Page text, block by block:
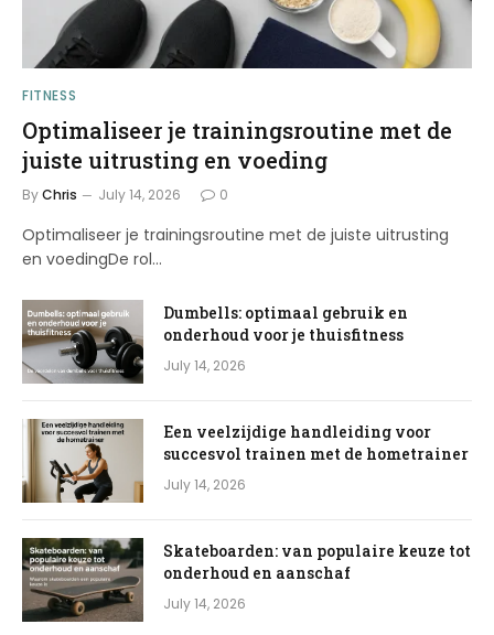
FITNESS
Optimaliseer je trainingsroutine met de
juiste uitrusting en voeding
ByChris July 14, 2026 0
Optimaliseer je trainingsroutine met de juiste uitrusting
en voedingDe rol…
Dumbells: optimaal gebruik en
onderhoud voor je thuisfitness
July 14, 2026
Een veelzijdige handleiding voor
succesvol trainen met de hometrainer
July 14, 2026
Skateboarden: van populaire keuze tot
onderhoud en aanschaf
July 14, 2026